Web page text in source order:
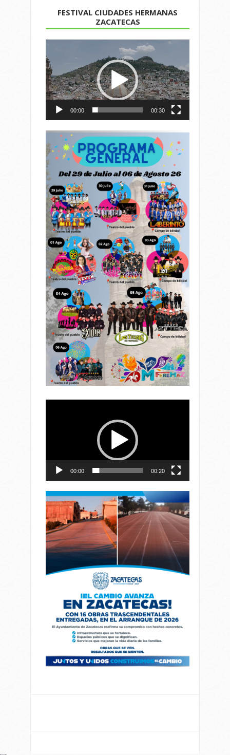
FESTIVAL CIUDADES HERMANAS
ZACATECAS
de
vídeo
00:00 00:30
00:00 00:20